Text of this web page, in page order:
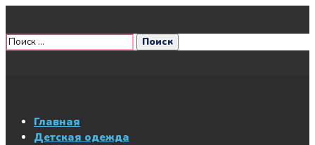
Главная
Детская одежда